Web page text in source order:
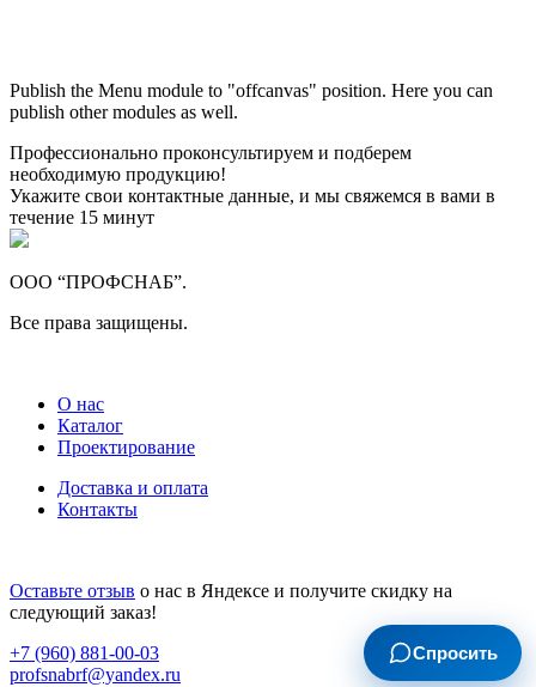
Publish the Menu module to "offcanvas" position. Here you can
publish other modules as well.
Спросить
М ● консультант ПРОФСНАБ
Профессионально проконсультируем и подберем
необходимую продукцию!
Укажите свои контактные данные, и мы свяжемся в вами в
течение 15 минут
ООО “ПРОФСНАБ”.
Все права защищены.
О нас
Каталог
Проектирование
Доставка и оплата
Контакты
Оставьте отзыв о нас в Яндексе и получите скидку на
следующий заказ!
+7 (960) 881-00-03
profsnabrf@yandex.ru